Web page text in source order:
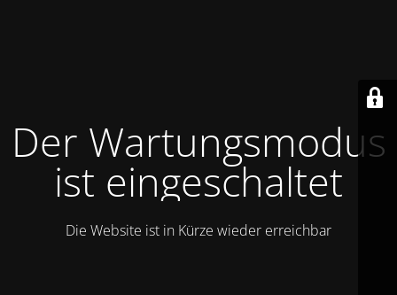
Der Wartungsmodus
ist eingeschaltet
Die Website ist in Kürze wieder erreichbar